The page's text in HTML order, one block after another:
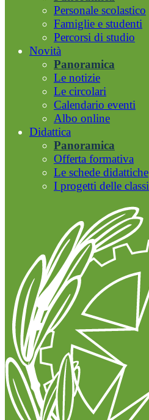
Personale scolastico
Famiglie e studenti
Percorsi di studio
Novità
Panoramica
Le notizie
Le circolari
Calendario eventi
Albo online
Didattica
Panoramica
Offerta formativa
Le schede didattiche
I progetti delle classi